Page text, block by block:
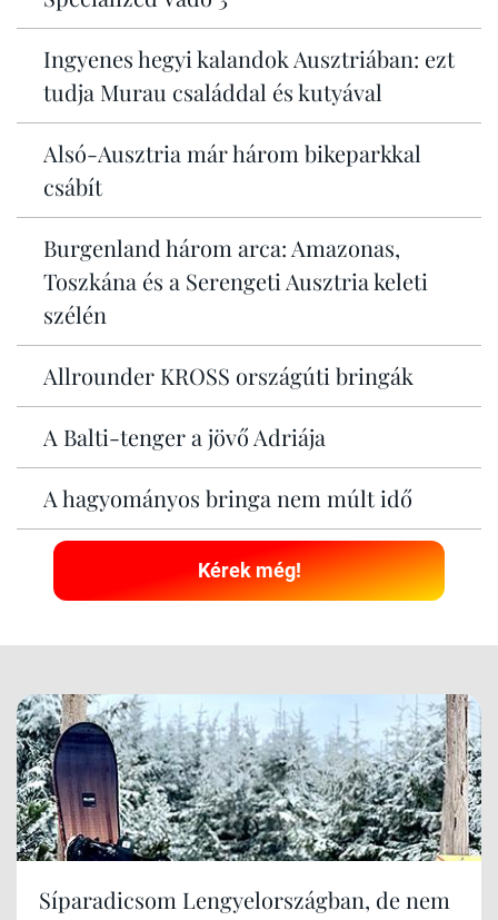
Ingyenes hegyi kalandok Ausztriában: ezt
tudja Murau családdal és kutyával
Alsó-Ausztria már három bikeparkkal
csábít
Burgenland három arca: Amazonas,
Toszkána és a Serengeti Ausztria keleti
szélén
Allrounder KROSS országúti bringák
A Balti-tenger a jövő Adriája
A hagyományos bringa nem múlt idő
Kérek még!
Síparadicsom Lengyelországban, de nem